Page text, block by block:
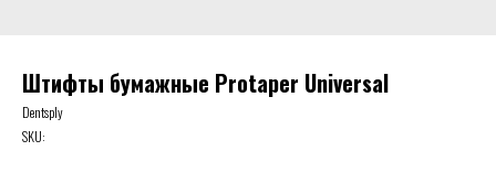
Штифты бумажные Protaper Universal
Dentsply
SKU: